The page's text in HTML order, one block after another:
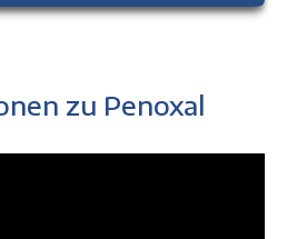
zu Penoxal